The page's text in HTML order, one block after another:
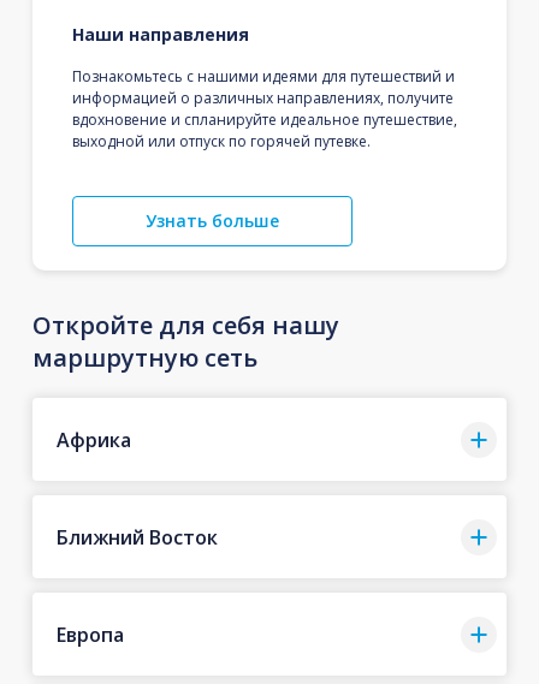
Наши направления
Познакомьтесь с нашими идеями для путешествий и
информацией о различных направлениях, получите
вдохновение и спланируйте идеальное путешествие,
выходной или отпуск по горячей путевке.
Узнать больше
Откройте для себя нашу
маршрутную сеть
Африка
Ближний Восток
Европа